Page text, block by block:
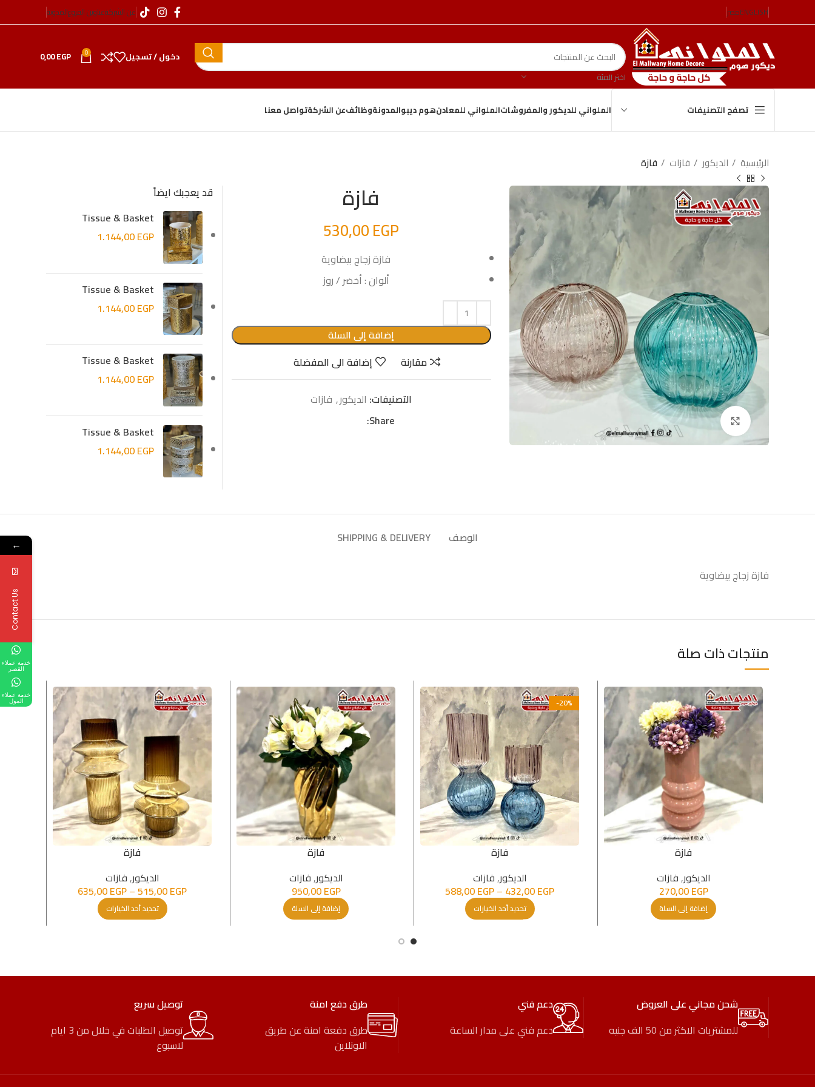
ENGLISHمصر عن الشركةعناوين الفروعالمدونة
اختر الفئة
دخول / تسجيل 0
0,00EGP
تصفح التصنيفات الملواني للديكور والمفروشاتالملواني للمعادنهوم ديبوالمدونةوظائفعن الشركةتواصل معنا
الرئيسية الدیكور فازات فازة
اضغط للتكبير
فازة
530,00EGP
فازة زجاج بيضاوية
ألوان : أخضر / روز
إضافة إلى السلة
مقارنة
إضافة الى المفضلة
التصنيفات: الدیكور, فازات
Share:
قد يعجبك ايضاً
Tissue & Basket
1.144,00EGP
Tissue & Basket
1.144,00EGP
Tissue & Basket
1.144,00EGP
Tissue & Basket
1.144,00EGP
الوصف SHIPPING & DELIVERY
فازة زجاج بيضاوية
منتجات ذات صلة
فازة
الدیكور,فازات
270,00EGP
إضافة إلى السلة
-20%
فازة
الدیكور,فازات
432,00EGP
–
588,00EGP
تحديد أحد الخيارات
فازة
الدیكور,فازات
950,00EGP
إضافة إلى السلة
فازة
الدیكور,فازات
515,00EGP
–
635,00EGP
تحديد أحد الخيارات
شحن مجاني على العروض
للمشتريات الاكثر من 50 الف جنيه
دعم فني
دعم فني على مدار الساعة
طرق دفع امنة
طرق دفعة امنة عن طريق
الاونلاين
توصيل سريع
توصيل الطلبات في خلال من 3 ايام
لاسبوع
←
Contact Us
خدمة عملاء
القصر
خدمة عملاء
المول